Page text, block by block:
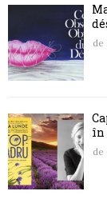
de
în
de